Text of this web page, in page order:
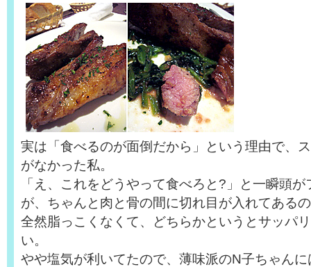
実は「食べるのが面倒だから」という理由で、
がなかった私。
「え、これをどうやって食べろと?」と一瞬頭
が、ちゃんと肉と骨の間に切れ目が入れてある
全然脂っこくなくて、どちらかというとサッパ
い。
やや塩気が利いてたので、薄味派のN子ちゃん